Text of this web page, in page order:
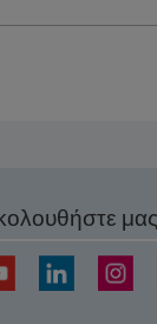
μας